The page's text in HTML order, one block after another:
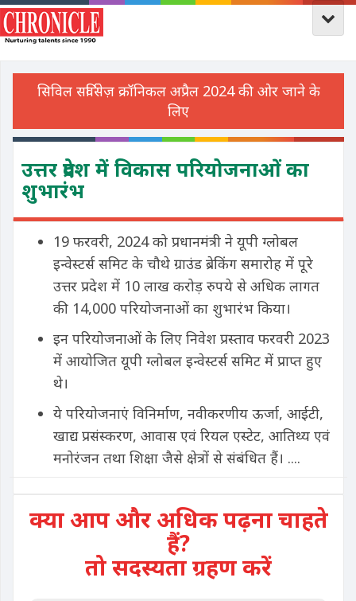
उत्तर प्रदेश में विकास परियोजनाओं का
शुभारंभ
19 फरवरी, 2024 को प्रधानमंत्री ने यूपी ग्लोबल
इन्वेस्टर्स समिट के चौथे ग्राउंड ब्रेकिंग समारोह में पूरे
उत्तर प्रदेश में 10 लाख करोड़ रुपये से अधिक लागत
की 14,000 परियोजनाओं का शुभारंभ किया।
इन परियोजनाओं के लिए निवेश प्रस्ताव फरवरी 2023
में आयोजित यूपी ग्लोबल इन्वेस्टर्स समिट में प्राप्त हुए
थे।
ये परियोजनाएं विनिर्माण, नवीकरणीय ऊर्जा, आईटी,
खाद्य प्रसंस्करण, आवास एवं रियल एस्टेट, आतिथ्य एवं
मनोरंजन तथा शिक्षा जैसे क्षेत्रों से संबंधित हैं। ....
क्या आप और अधिक पढ़ना चाहते
हैं?
तो सदस्यता ग्रहण करें